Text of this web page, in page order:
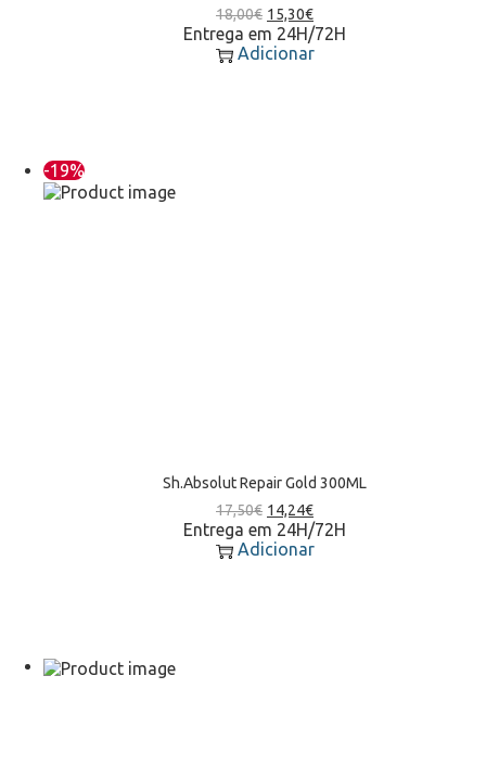
18,00€ 15,30€
Entrega em 24H/72H
Adicionar
-19%
Sh.Absolut Repair Gold 300ML
17,50€ 14,24€
Entrega em 24H/72H
Adicionar